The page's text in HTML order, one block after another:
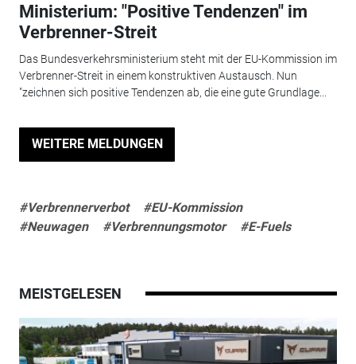
Ministerium: "Positive Tendenzen" im
Verbrenner-Streit
Das Bundesverkehrsministerium steht mit der EU-Kommission im
Verbrenner-Streit in einem konstruktiven Austausch. Nun
"zeichnen sich positive Tendenzen ab, die eine gute Grundlage...
WEITERE MELDUNGEN
#Verbrennerverbot
#EU-Kommission
#Neuwagen
#Verbrennungsmotor #E-Fuels
MEISTGELESEN